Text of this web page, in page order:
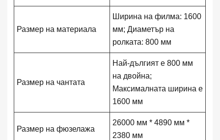
Размер на материала
Ширина на филма: 1600
мм; Диаметър на
ролката: 800 мм
Размер на чантата
Най-дългият е 800 мм
на двойна;
Максималната ширина е
1600 мм
Размер на фюзелажа
26000 мм * 4890 мм *
2380 мм